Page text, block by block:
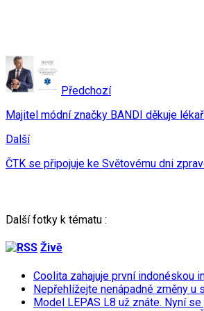
Předchozí
Majitel módní značky BANDI děkuje
Další
ČTK se připojuje ke Světovému dni
Další fotky k tématu :
Živě
Coolita zahajuje první indonéskou
Nepřehlížejte nenápadné změny u
Model LEPAS L8 už znáte. Nyní